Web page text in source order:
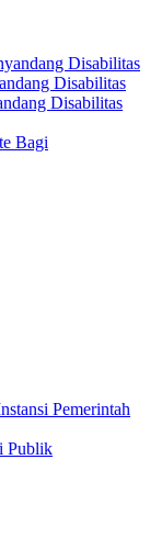
Disabilitas
Disabilitas
Disabilitas
Bagi
Pemerintah
Publik